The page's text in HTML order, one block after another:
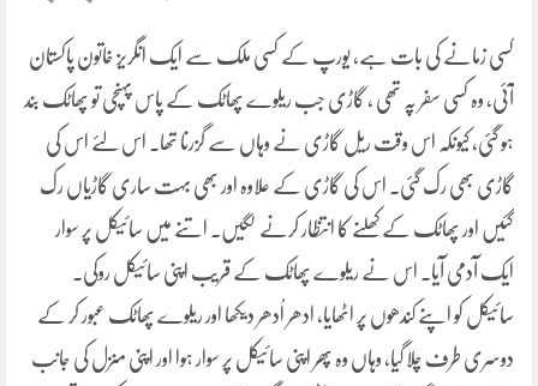
کسی زمانے کی بات ہے، یورپ کے کسی ملک سے ایک انگریز خاتون پاکستان
آئی، وہ کسی سفر پہ تھی ، گاڑی جب ریلوے پھاٹک کے پاس پہنچی تو پھاٹک بند
ہو گئی، کیونکہ اس وقت ریل گاڑی نے وہاں سے گزرنا تھا۔ اس لئے اس کی
گاڑی بھی رک گئی۔ اس کی گاڑی کے علاوہ اور بھی بہت ساری گاڑیاں رک
گئیں اور پھاٹک کے کھلنے کا انتظار کرنے لگیں۔ اتنے میں سائیکل پر سوار
ایک آدمی آیا۔ اس نے ریلوے پھاٹک کے قریب اپنی سائیکل روکی۔
سائیکل کو اپنے کندھوں پر اٹھایا، ادھر اُدھر دیکھا اور ریلوے پھاٹک عبور کر کے
دوسری طرف چلا گیا، وہاں وہ پھر اپنی سائیکل پر سوار ہوا اور اپنی منزل کی جانب